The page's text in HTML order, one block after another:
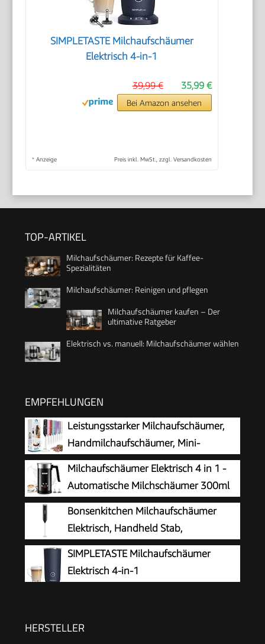
SIMPLETASTE Milchaufschäumer
Elektrisch 4-in-1
35,99 €
39,99 €
Bei Amazon ansehen
* Anzeige Preis inkl. MwSt., zzgl. Versandkosten
TOP-ARTIKEL
Milchaufschäumer: Rezepte für Kaffee-
Spezialitäten
Milchaufschäumer: Reinigen und pflegen
Milchaufschäumer kaufen – Der
ultimative Ratgeber
Elektrisch vs. manuell: Milchaufschäumer wählen
EMPFEHLUNGEN
Leistungsstarker Milchaufschäumer,
Handmilchaufschäumer, Mini-
Schneebesen-Getränkemischer für
Kaffee, Cappuccino, Latte, Matcha, heiße
Schokolade, mit Ständer, Schwarz
Milchaufschäumer Elektrisch 4 in 1 -
Automatische Milchschäumer 300ml
Großes Fassungsvermögen Milch
Dampfer Geräuschloser für Heißer Kalter
Milchschaum Heiße Schokolade Latte
Cappuccino Macchiato
Bonsenkitchen Milchaufschäumer
Elektrisch, Handheld Stab,
Batteriebetrieben
SIMPLETASTE Milchaufschäumer
Elektrisch 4-in-1
HERSTELLER